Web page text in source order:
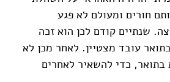
חורים ומעולם לא פגע
שנתיים קודם לכן הוא זכה
עובד מצטיין. לאחר מכן לא
בתואר, כדי להשאיר לאחרים